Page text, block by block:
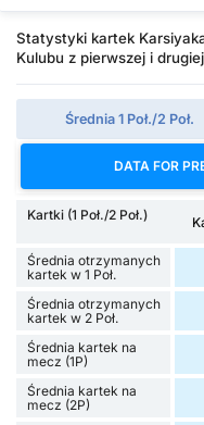
Statystyki kartek
Kulubu z pierwszej i
Średnia 1 Poł./2 Poł.
DATA FOR
Kartki (1 Poł./2 Poł.)
Średnia otrzymanych
kartek w 1 Poł.
Średnia otrzymanych
kartek w 2 Poł.
Średnia kartek na
mecz (1P)
Średnia kartek na
mecz (2P)